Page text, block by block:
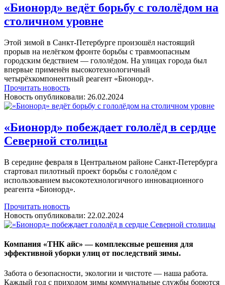
«Бионорд» ведёт борьбу с гололёдом на
столичном уровне
Этой зимой в Санкт-Петербурге произошёл настоящий
прорыв на нелёгком фронте борьбы с травмоопасным
городским бедствием — гололёдом. На улицах города был
впервые применён высокотехнологичный
четырёхкомпонентный реагент «Бионорд».
Прочитать новость
Новость опубликовали: 26.02.2024
«Бионорд» побеждает гололёд в сердце
Северной столицы
В середине февраля в Центральном районе Санкт-Петербурга
стартовал пилотный проект борьбы с гололёдом с
использованием высокотехнологичного инновационного
реагента «Бионорд».
Прочитать новость
Новость опубликовали: 22.02.2024
Компания «ТНК айс» — комплексные решения для
эффективной уборки улиц от последствий зимы.
Забота о безопасности, экологии и чистоте — наша работа.
Каждый год с приходом зимы коммунальные службы борются